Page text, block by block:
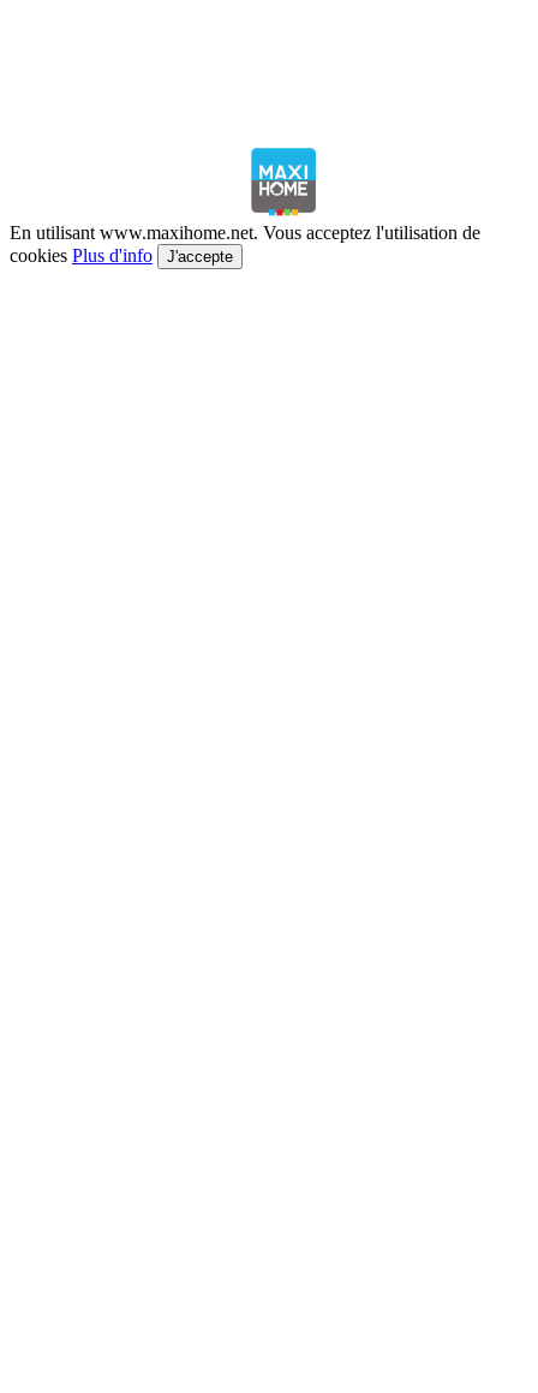
En utilisant www.maxihome.net. Vous acceptez l'utilisation de
cookies Plus d'info J'accepte